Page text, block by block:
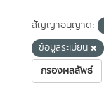
สัญญาอนุญาต:
ข้อมูลระเบียน
กรองผลลัพธ์